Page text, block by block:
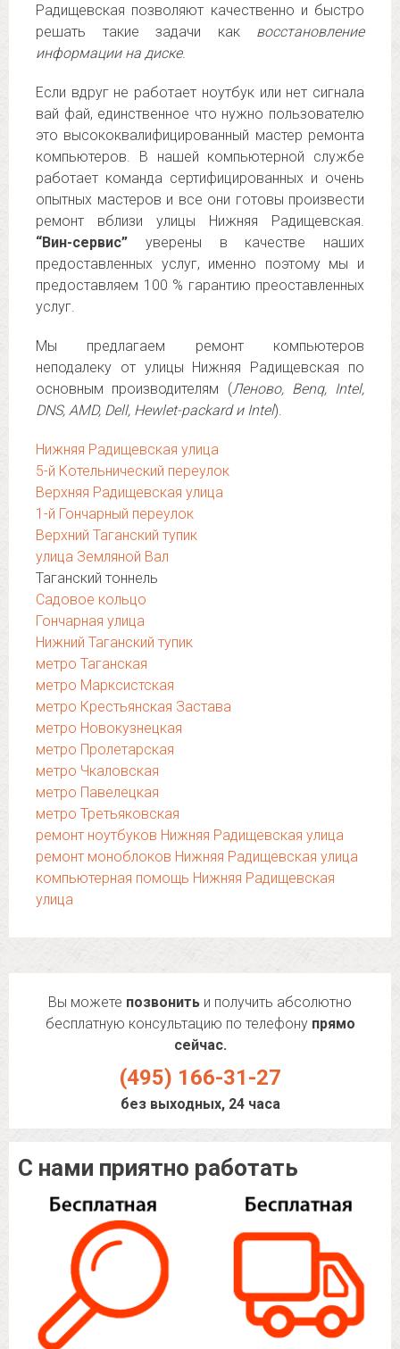
Радищевская позволяют качественно и быстро
решать такие задачи как восстановление
информации на диске.
Если вдруг не работает ноутбук или нет сигнала
вай фай, единственное что нужно пользователю
это высококвалифицированный мастер ремонта
компьютеров. В нашей компьютерной службе
работает команда сертифицированных и очень
опытных мастеров и все они готовы произвести
ремонт вблизи улицы Нижняя Радищевская.
“Вин-сервис” уверены в качестве наших
предоставленных услуг, именно поэтому мы и
предоставляем 100 % гарантию преоставленных
услуг.
Мы предлагаем ремонт компьютеров
неподалеку от улицы Нижняя Радищевская по
основным производителям (Леново, Benq, Intel,
DNS, AMD, Dell, Hewlet-packard и Intel).
Нижняя Радищевская улица
5-й Котельнический переулок
Верхняя Радищевская улица
1-й Гончарный переулок
Верхний Таганский тупик
улица Земляной Вал
Таганский тоннель
Садовое кольцо
Гончарная улица
Нижний Таганский тупик
метро Таганская
метро Марксистская
метро Крестьянская Застава
метро Новокузнецкая
метро Пролетарская
метро Чкаловская
метро Павелецкая
метро Третьяковская
ремонт ноутбуков Нижняя Радищевская улица
ремонт моноблоков Нижняя Радищевская улица
компьютерная помощь Нижняя Радищевская
улица
Вы можете позвонить и получить абсолютно
бесплатную консультацию по телефону прямо
сейчас.
(495) 166-31-27
без выходных, 24 часа
С нами приятно работать